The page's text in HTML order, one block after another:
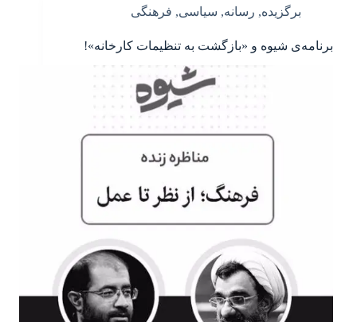
برگزیده, رسانه, سیاسی, فرهنگی
برنامه‌ی شیوه و «بازگشت به تنظیمات کارخانه»!